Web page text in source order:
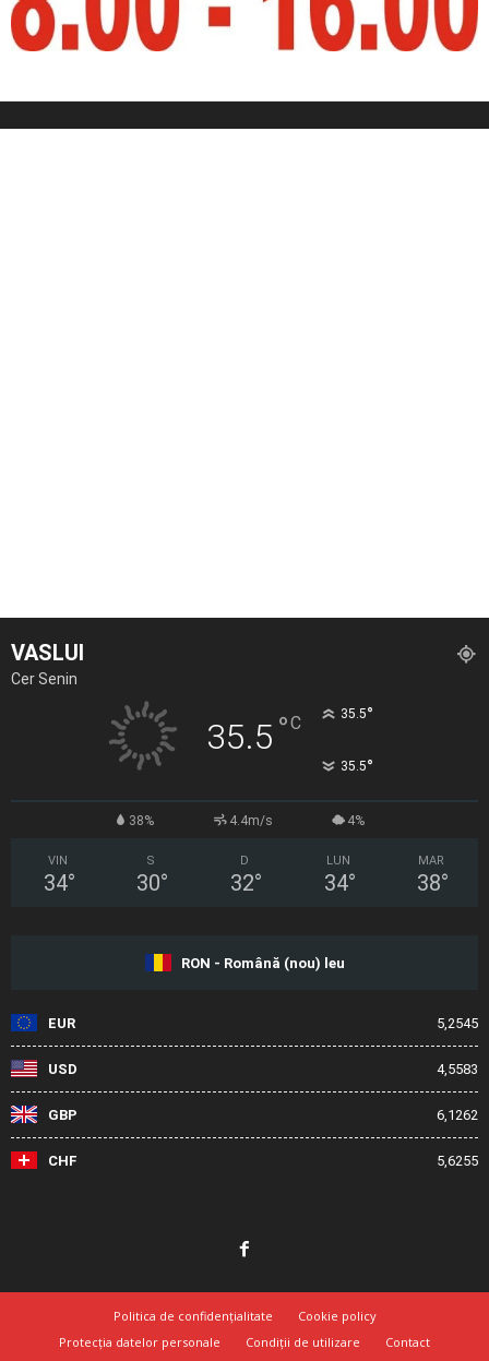
VASLUI
Cer Senin
35.5 °C 35.5°
35.5°
38% 4.4m/s 4%
VIN
34°
S
30°
D
32°
LUN
34°
MAR
38°
RON - Română (nou) leu
EUR 5,2545
USD 4,5583
GBP 6,1262
CHF 5,6255
Politica de confidențialitate
Cookie policy
Protecția datelor personale
Condiții de utilizare
Contact